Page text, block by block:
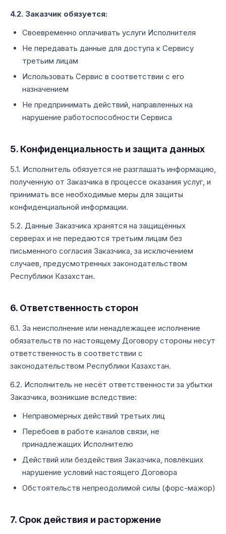
4.2. Заказчик обязуется:
Своевременно оплачивать услуги Исполнителя
Не передавать данные для доступа к Сервису
третьим лицам
Использовать Сервис в соответствии с его
назначением
Не предпринимать действий, направленных на
нарушение работоспособности Сервиса
5. Конфиденциальность и защита данных
5.1. Исполнитель обязуется не разглашать информацию,
полученную от Заказчика в процессе оказания услуг, и
принимать все необходимые меры для защиты
конфиденциальной информации.
5.2. Данные Заказчика хранятся на защищённых
серверах и не передаются третьим лицам без
письменного согласия Заказчика, за исключением
случаев, предусмотренных законодательством
Республики Казахстан.
6. Ответственность сторон
6.1. За неисполнение или ненадлежащее исполнение
обязательств по настоящему Договору стороны несут
ответственность в соответствии с
законодательством Республики Казахстан.
6.2. Исполнитель не несёт ответственности за убытки
Заказчика, возникшие вследствие:
Неправомерных действий третьих лиц
Перебоев в работе каналов связи, не
принадлежащих Исполнителю
Действий или бездействия Заказчика, повлёкших
нарушение условий настоящего Договора
Обстоятельств непреодолимой силы (форс-мажор)
7. Срок действия и расторжение